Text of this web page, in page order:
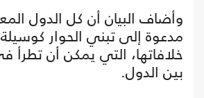
وأضاف البيان أن كل الدول
مدعوة إلى تبني الحوار
خلافاتها، التي يمكن أن تطرأ
بين الدول.